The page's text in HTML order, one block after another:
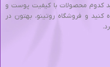
کدوم محصولات با کیفیت پوست و
و فروشگاه روتینو، بهتون در